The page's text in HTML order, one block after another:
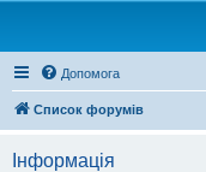
Допомога
Список форумів
Інформація